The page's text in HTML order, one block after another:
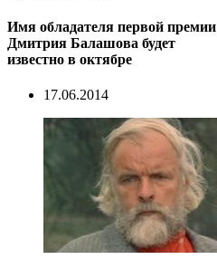
Имя обладателя первой премии
Дмитрия Балашова будет
известно в октябре
17.06.2014